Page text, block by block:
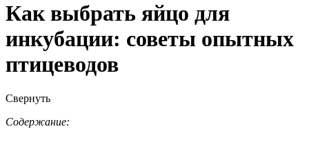
Как выбрать яйцо для
инкубации: советы опытных
птицеводов
Свернуть
Содержание: